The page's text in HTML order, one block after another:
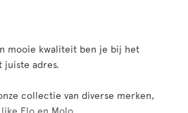
mooie kwaliteit ben je bij het
juiste adres.
collectie van diverse merken,